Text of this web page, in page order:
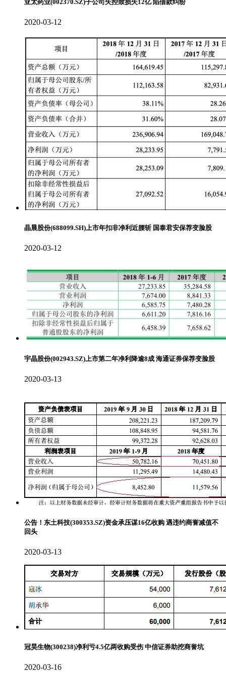
亚太药业(002370.SZ)子公司失控致损失12亿 陷借款纠纷
2020-03-12
晶晨股份(688099.SH)上市年扣非净利近腰斩 国泰君安保荐变脸股
2020-03-12
宇晶股份(002943.SZ)上市第二年净利降逾8成 海通证券保荐变脸股
2020-03-13
公告！东土科技(300353.SZ)资金承压谋16亿收购 遇违约商誉减值不
回头
2020-03-13
冠昊生物(300238)净利亏4.5亿两收购受伤 中信证券助挖商誉坑
2020-03-16